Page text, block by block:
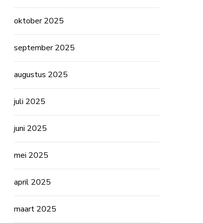
oktober 2025
september 2025
augustus 2025
juli 2025
juni 2025
mei 2025
april 2025
maart 2025